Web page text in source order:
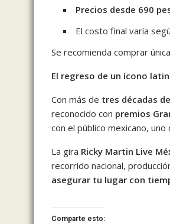
Precios desde 690
El costo final varía
Se recomienda comprar
El regreso de un ícono
Con más de tres décadas
reconocido con premios
con el público mexicano,
La gira Ricky Martin Live
recorrido nacional,
asegurar tu lugar con
Comparte esto: